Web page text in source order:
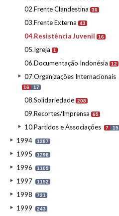
02.Frente Clandestina 30
03.Frente Externa 43
04.Resistência Juvenil 16
05.Igreja 1
06.Documentação Indonésia 12
07.Organizações Internacionais
16 17
08.Solidariedade 208
09.Recortes/Imprensa 65
10.Partidos e Associações 7 15
1994 1287
1995 1298
1996 1109
1997 1152
1998 721
1999 243